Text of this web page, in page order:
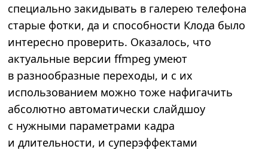
специально закидывать в галерею телефона
старые фотки, да и способности Клода было
интересно проверить. Оказалось, что
актуальные версии ffmpeg умеют
в разнообразные переходы, и с их
использованием можно тоже нафигачить
абсолютно автоматически слайдшоу
с нужными параметрами кадра
и длительности, и суперэффектами